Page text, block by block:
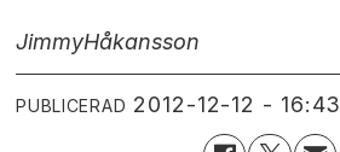
JimmyHåkansson
PUBLICERAD 2012-12-12 - 16:43